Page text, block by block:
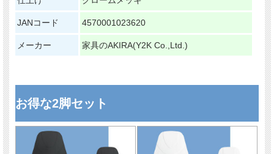
JANコード 4570001023620
メーカー 家具のAKIRA(Y2K Co.,Ltd.)
お得な2脚セット